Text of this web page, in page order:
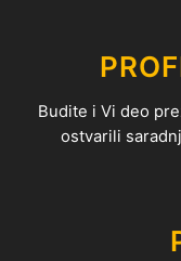
Budite i Vi deo
ostvarili